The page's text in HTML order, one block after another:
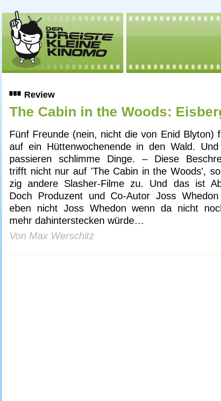
Review
The Cabin in the Woods:
Fünf Freunde (nein, nicht die von Enid Blyton)
auf ein Hüttenwochenende in den Wald.
passieren schlimme Dinge. – Diese
trifft nicht nur auf 'The Cabin in the Woods',
zig andere Slasher-Filme zu. Und das ist
Doch Produzent und Co-Autor Joss
eben nicht Joss Whedon wenn da nicht
mehr dahinterstecken würde…
Von Max Werschitz